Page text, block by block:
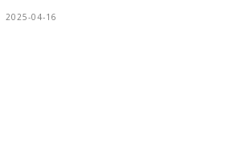
2025-04-16